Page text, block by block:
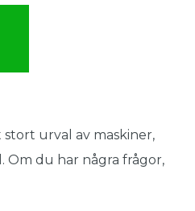
urval av maskiner,
du har några frågor,